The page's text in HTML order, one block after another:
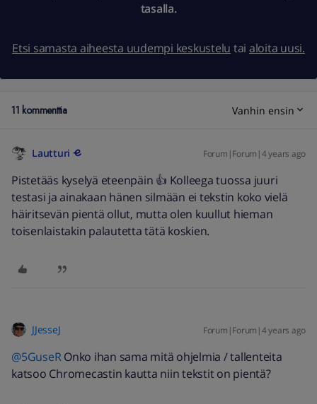
tasalla.
Etsi samasta aiheesta uudempi keskustelu tai aloita uusi.
11 kommenttia Vanhin ensin
Lautturi Forum|Forum|4 years ago
Pistetääs kyselyä eteenpäin 👍 Kolleega tuossa juuri
testasi ja ainakaan hänen silmään ei tekstin koko vielä
häiritsevän pientä ollut, mutta olen kuullut hieman
toisenlaistakin palautetta tätä koskien.
JJesseJ Forum|Forum|4 years ago
@5GuseROnko ihan sama mitä ohjelmia / tallenteita
katsoo Chromecastin kautta niin tekstit on pientä?